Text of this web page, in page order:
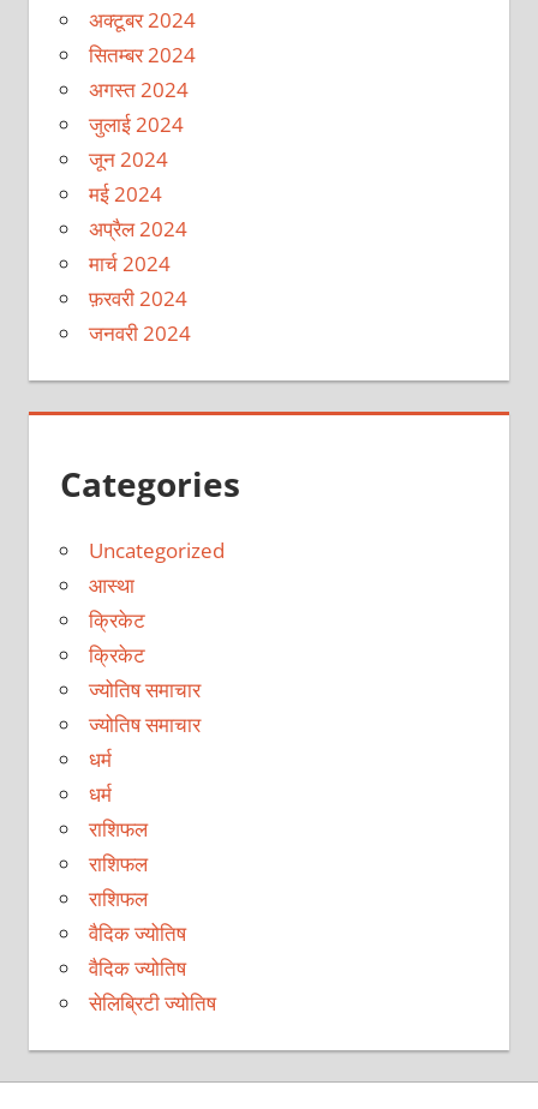
अक्टूबर 2024
सितम्बर 2024
अगस्त 2024
जुलाई 2024
जून 2024
मई 2024
अप्रैल 2024
मार्च 2024
फ़रवरी 2024
जनवरी 2024
Categories
Uncategorized
आस्था
क्रिकेट
क्रिकेट
ज्योतिष समाचार
ज्योतिष समाचार
धर्म
धर्म
राशिफल
राशिफल
राशिफल
वैदिक ज्योतिष
वैदिक ज्योतिष
सेलिब्रिटी ज्योतिष